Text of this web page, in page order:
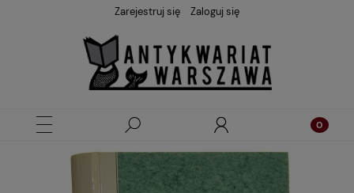
Zarejestruj się Zaloguj się